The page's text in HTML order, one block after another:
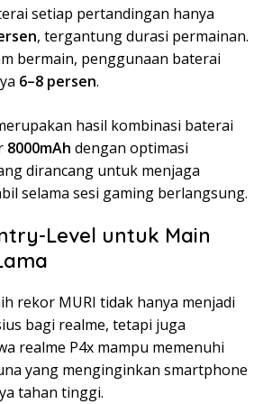
setiap pertandingan hanya
, tergantung durasi permainan.
bermain, penggunaan baterai
6–8 persen.
hasil kombinasi baterai
8000mAh dengan optimasi
dirancang untuk menjaga
selama sesi gaming berlangsung.
Level untuk Main
rekor MURI tidak hanya menjadi
bagi realme, tetapi juga
realme P4x mampu memenuhi
yang menginginkan smartphone
tahan tinggi.